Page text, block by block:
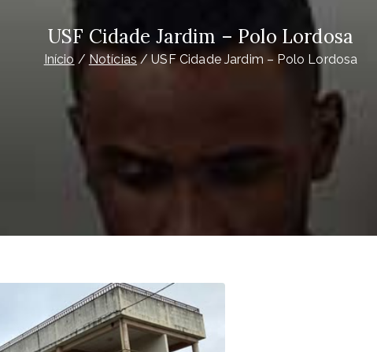
USF Cidade Jardim – Polo Lordosa
Início Notícias USF Cidade Jardim – Polo Lordosa